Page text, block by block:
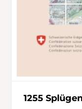
1255